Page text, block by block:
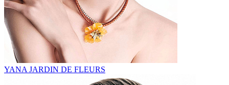
YANA JARDIN DE FLEURS